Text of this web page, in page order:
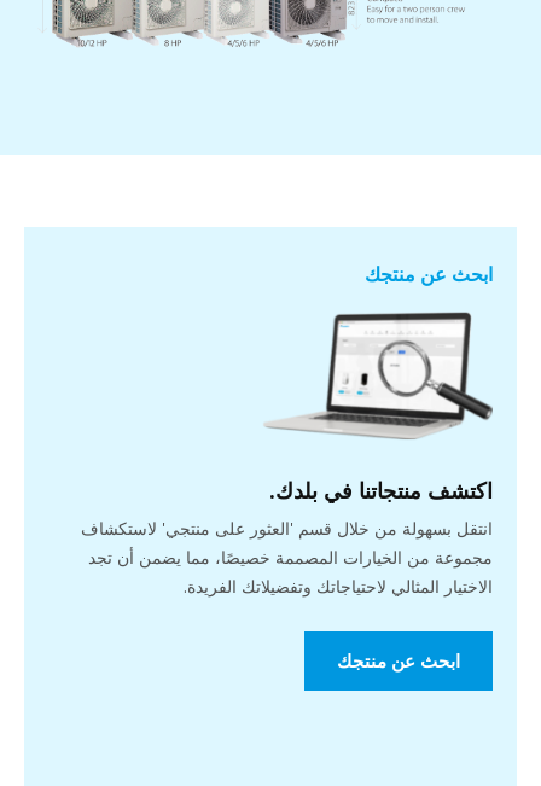
ابحث عن منتجك
اكتشف منتجاتنا في بلدك.
انتقل بسهولة من خلال قسم 'العثور على منتجي' لاستكشاف
مجموعة من الخيارات المصممة خصيصًا، مما يضمن أن تجد
الاختيار المثالي لاحتياجاتك وتفضيلاتك الفريدة.
ابحث عن منتجك